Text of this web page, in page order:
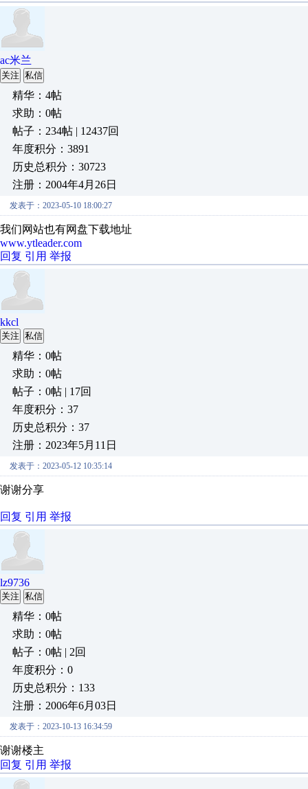
ac米兰
关注 私信
精华：4帖
求助：0帖
帖子：234帖 | 12437回
年度积分：3891
历史总积分：30723
注册：2004年4月26日
发表于：2023-05-10 18:00:27
我们网站也有网盘下载地址
www.ytleader.com
回复 引用 举报
kkcl
关注 私信
精华：0帖
求助：0帖
帖子：0帖 | 17回
年度积分：37
历史总积分：37
注册：2023年5月11日
发表于：2023-05-12 10:35:14
谢谢分享
回复 引用 举报
lz9736
关注 私信
精华：0帖
求助：0帖
帖子：0帖 | 2回
年度积分：0
历史总积分：133
注册：2006年6月03日
发表于：2023-10-13 16:34:59
谢谢楼主
回复 引用 举报